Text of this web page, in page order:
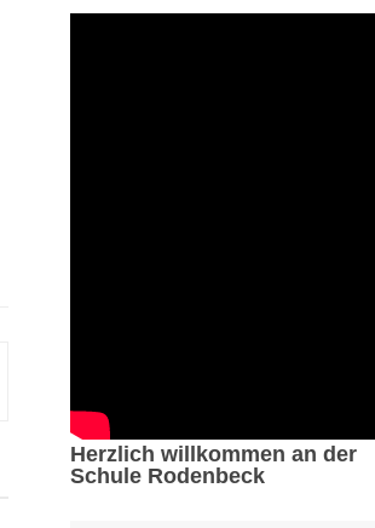
Herzlich willkommen an der
Schule Rodenbeck